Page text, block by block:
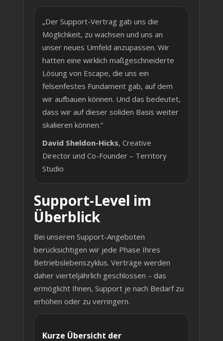
„Der Support-Vertrag gab uns die
Möglichkeit, zu wachsen und uns an
unser neues Umfeld anzupassen. Wir
hatten eine wirklich maßgeschneiderte
Lösung von Escape, die uns ein
felsenfestes Fundament gab, auf dem
wir aufbauen können. Und das bedeutet,
dass wir auf dieser soliden Basis weiter
skalieren können.“
David Sheldon-Hicks, Creative
Director und Co-Founder – Territory
Studio
Support-Level im
Überblick
Bei unseren Support-Angeboten
berücksichtigen wir jede Phase Ihres
Betriebslebenszyklus. Verträge werden
daher vierteljährlich geschlossen – das
ermöglicht Ihnen, Support je nach Bedarf zu
erhöhen oder zu verringern.
Kurze Übersicht der